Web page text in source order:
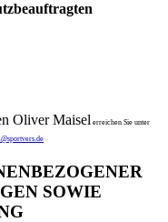
Oliver Maisel erreichen Sie unter
SOWIE